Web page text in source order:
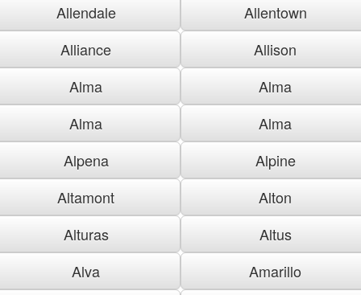
Allendale
Allentown
Alliance
Allison
Alma
Alma
Alma
Alma
Alpena
Alpine
Altamont
Alton
Alturas
Altus
Alva
Amarillo